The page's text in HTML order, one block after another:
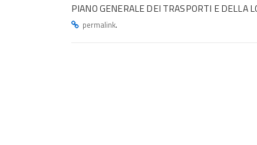
PIANO GENERALE DEI TRASPORTI E DELLA
permalink.